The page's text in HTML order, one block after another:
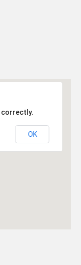
correctly.
OK